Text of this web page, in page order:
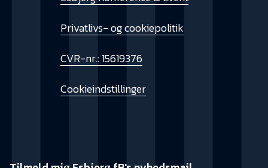
Privatlivs- og cookiepolitik
CVR-nr.: 15619376
Cookieindstillinger